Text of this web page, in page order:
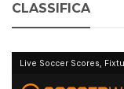
CLASSIFICA